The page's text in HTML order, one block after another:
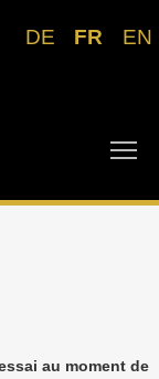
DE FR EN
au moment de